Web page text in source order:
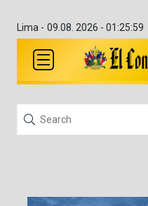
Lima - 09.08. 2026 - 01:26:00